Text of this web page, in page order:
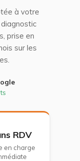
à votre
prise en
sur les
RDV
en charge